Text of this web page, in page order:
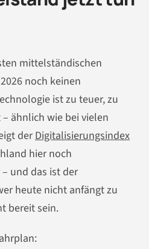
mittelständischen
noch keinen
ist zu teuer, zu
ähnlich wie bei vielen
derDigitalisierungsindex
hier noch
und das ist der
heute nicht anfängt zu
bereit sein.